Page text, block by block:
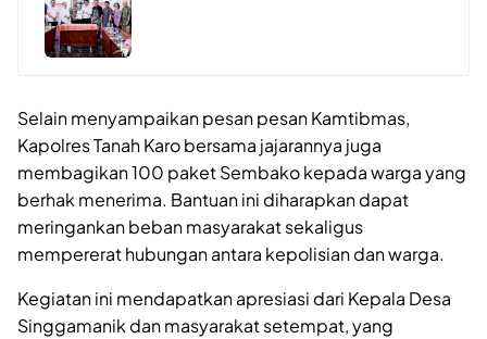
Selain menyampaikan pesan pesan Kamtibmas,
Kapolres Tanah Karo bersama jajarannya juga
membagikan 100 paket Sembako kepada warga yang
berhak menerima. Bantuan ini diharapkan dapat
meringankan beban masyarakat sekaligus
mempererat hubungan antara kepolisian dan warga.
Kegiatan ini mendapatkan apresiasi dari Kepala Desa
Singgamanik dan masyarakat setempat, yang